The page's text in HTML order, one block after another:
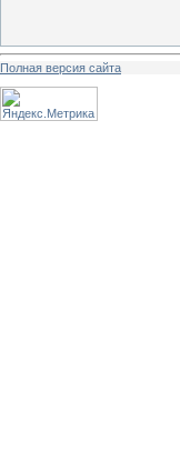
Полная версия сайта